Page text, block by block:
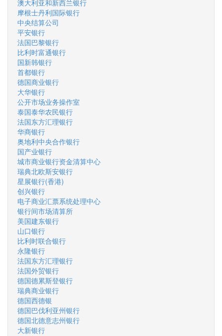
澳大利亚和新西兰银行
摩根士丹利国际银行
中央结算公司
平安银行
法国巴黎银行
比利时富通银行
国新韩银行
首都银行
德国商业银行
大华银行
公开市场业务操作室
泰国泰华农民银行
法国东方汇理银行
华商银行
奥地利中央合作银行
国产业银行
城市商业银行资金清算中心
瑞典北欧斯安银行
星展银行(香港)
创兴银行
电子商业汇票系统处理中心
银行间市场清算所
美国建东银行
山口银行
比利时联合银行
永隆银行
法国东方汇理银行
法国外贸银行
德国德累斯登银行
瑞典商业银行
德国西德银
德国巴伐利亚州银行
德国北德意志州银行
大新银行